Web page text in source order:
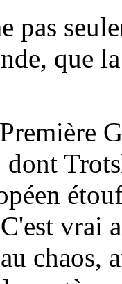
pas
que
vrai
chaos,